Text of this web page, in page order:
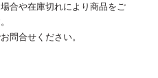
合や在庫切れにより商品をご
問合せください。